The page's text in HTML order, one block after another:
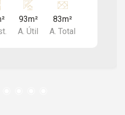
outros comércios e
atendimento
sem aviso prévio,
93m²
A. Útil
83m²
A. Total